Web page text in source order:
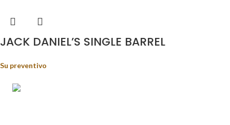
JACK DANIEL’S SINGLE BARREL
Su preventivo